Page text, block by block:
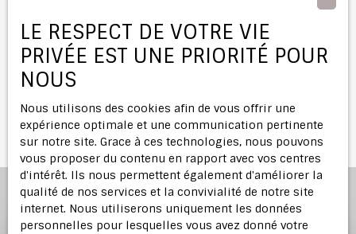
données personnelles, veuillez consulter notre
politique de confidentialité.
Recevoir des annonces
LE RESPECT DE VOTRE VIE
PRIVÉE EST UNE PRIORITÉ POUR
NOUS
Nous utilisons des cookies afin de vous offrir une
expérience optimale et une communication pertinente
sur notre site. Grace à ces technologies, nous pouvons
vous proposer du contenu en rapport avec vos centres
d'intérêt. Ils nous permettent également d'améliorer la
qualité de nos services et la convivialité de notre site
internet. Nous utiliserons uniquement les données
personnelles pour lesquelles vous avez donné votre